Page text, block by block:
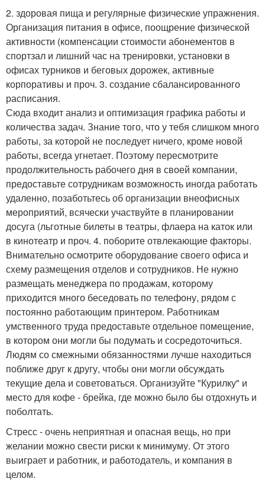
2. здоровая пища и регулярные физические упражнения.
Организация питания в офисе, поощрение физической
активности (компенсации стоимости абонементов в
спортзал и лишний час на тренировки, установки в
офисах турников и беговых дорожек, активные
корпоративы и проч. 3. создание сбалансированного
расписания.
Сюда входит анализ и оптимизация графика работы и
количества задач. Знание того, что у тебя слишком много
работы, за которой не последует ничего, кроме новой
работы, всегда угнетает. Поэтому пересмотрите
продолжительность рабочего дня в своей компании,
предоставьте сотрудникам возможность иногда работать
удаленно, позаботьтесь об организации внеофисных
мероприятий, всячески участвуйте в планировании
досуга (льготные билеты в театры, флаера на каток или
в кинотеатр и проч. 4. поборите отвлекающие факторы.
Внимательно осмотрите оборудование своего офиса и
схему размещения отделов и сотрудников. Не нужно
размещать менеджера по продажам, которому
приходится много беседовать по телефону, рядом с
постоянно работающим принтером. Работникам
умственного труда предоставьте отдельное помещение,
в котором они могли бы подумать и сосредоточиться.
Людям со смежными обязанностями лучше находиться
поближе друг к другу, чтобы они могли обсуждать
текущие дела и советоваться. Организуйте "Курилку" и
место для кофе - брейка, где можно было бы отдохнуть и
поболтать.
Стресс - очень неприятная и опасная вещь, но при
желании можно свести риски к минимуму. От этого
выиграет и работник, и работодатель, и компания в
целом.